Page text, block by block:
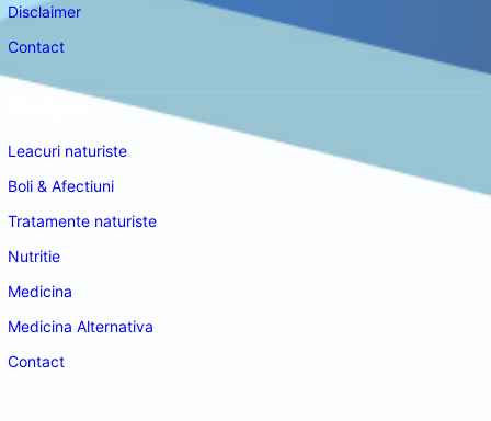
Disclaimer
Contact
Leacuri naturiste
Boli & Afectiuni
Tratamente naturiste
Nutritie
Medicina
Medicina Alternativa
Contact